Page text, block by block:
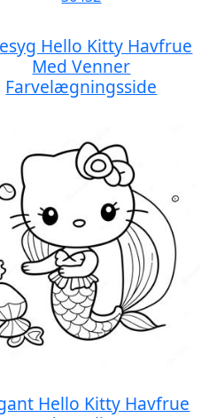
Hello Kitty Havfrue
Med Venner
Farvelægningsside
Hello Kitty Havfrue